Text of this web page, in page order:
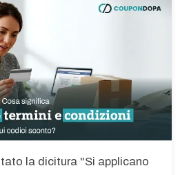
la dicitura "Si applicano